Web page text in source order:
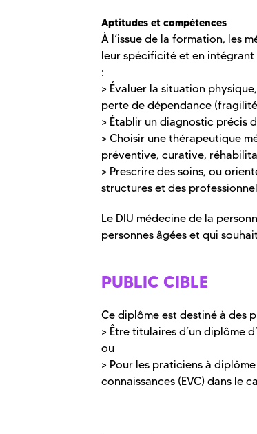
Aptitudes et compétences
À l’issue de la formation, les
leur spécificité et en intégrant
:
> Évaluer la situation
perte de dépendance
> Établir un diagnostic précis
> Choisir une thérapeutique
préventive, curative,
> Prescrire des soins, ou
structures et des
Le DIU médecine de la
personnes âgées et qui
PUBLIC CIBLE
Ce diplôme est destiné à des
> Être titulaires d’un diplôme
ou
> Pour les praticiens à
connaissances (EVC) dans le